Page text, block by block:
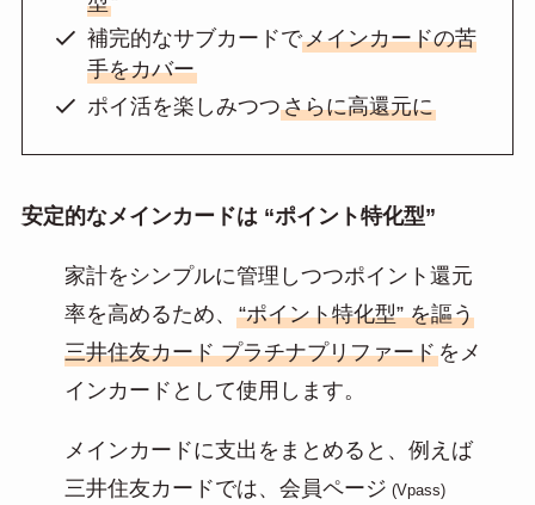
補完的なサブカードでメインカードの苦
手をカバー
ポイ活を楽しみつつさらに高還元に
安定的なメインカードは “ポイント特化型”
家計をシンプルに管理しつつポイント還元
率を高めるため、 “ポイント特化型” を謳う
三井住友カード プラチナプリファードをメ
インカードとして使用します。
メインカードに支出をまとめると、例えば
三井住友カードでは、会員ページ (Vpass)